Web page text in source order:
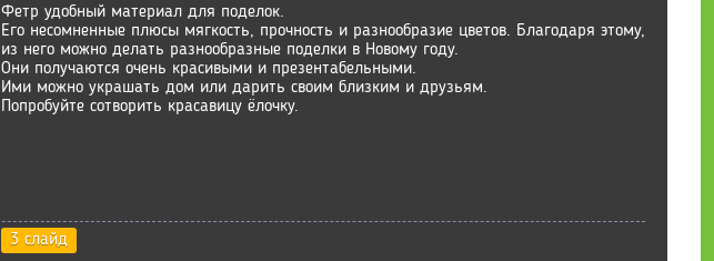
Фетр удобный материал для поделок.
Его несомненные плюсы мягкость, прочность и разнообразие цветов. Благодаря этому,
из него можно делать разнообразные поделки в Новому году.
Они получаются очень красивыми и презентабельными.
Ими можно украшать дом или дарить своим близким и друзьям.
Попробуйте сотворить красавицу ёлочку.
3 слайд